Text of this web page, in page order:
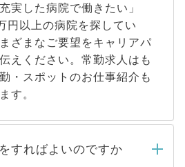
実した病院で働きたい」
円以上の病院を探してい
ざまなご要望をキャリアパ
えください。常勤求人はも
・スポットのお仕事紹介も
す。
すればよいのですか